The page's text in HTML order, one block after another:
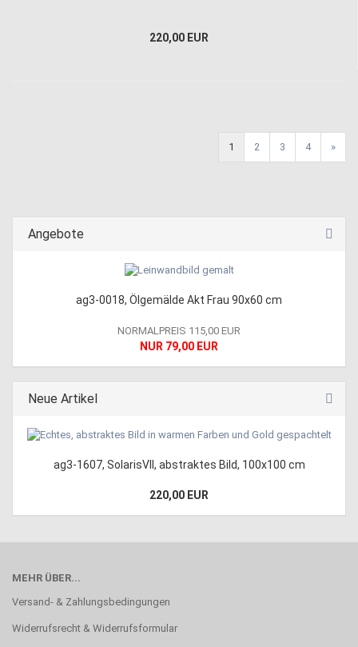
220,00 EUR
1 2 3 4 »
Angebote
ag3-0018, Ölgemälde Akt Frau 90x60 cm
NORMALPREIS 115,00 EUR
NUR 79,00 EUR
Neue Artikel
ag3-1607, SolarisVII, abstraktes Bild, 100x100 cm
220,00 EUR
MEHR ÜBER...
Versand- & Zahlungsbedingungen
Widerrufsrecht & Widerrufsformular